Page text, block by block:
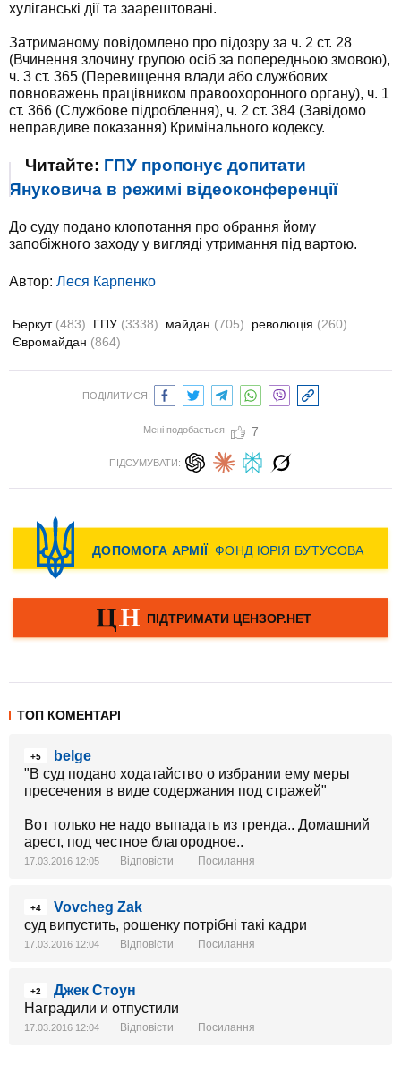
хуліганські дії та заарештовані.
Затриманому повідомлено про підозру за ч. 2 ст. 28
(Вчинення злочину групою осіб за попередньою змовою),
ч. 3 ст. 365 (Перевищення влади або службових
повноважень працівником правоохоронного органу), ч. 1
ст. 366 (Службове підроблення), ч. 2 ст. 384 (Завідомо
неправдиве показання) Кримінального кодексу.
Читайте: ГПУ пропонує допитати
Януковича в режимі відеоконференції
До суду подано клопотання про обрання йому
запобіжного заходу у вигляді утримання під вартою.
Автор: Леся Карпенко
Беркут (483) ГПУ (3338) майдан (705) революція (260)
Євромайдан (864)
ПОДІЛИТИСЯ:
Мені подобається 7
ПІДСУМУВАТИ:
ТОП КОМЕНТАРІ
+5
belge
"В суд подано ходатайство о избрании ему меры
пресечения в виде содержания под стражей"
Вот только не надо выпадать из тренда.. Домашний
арест, под честное благородное..
17.03.2016 12:05 Відповісти Посилання
+4
Vovcheg Zak
суд випустить, рошенку потрібні такі кадри
17.03.2016 12:04 Відповісти Посилання
+2
Джек Стоун
Наградили и отпустили
17.03.2016 12:04 Відповісти Посилання